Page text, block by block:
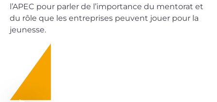
l’APEC pour parler de l’importance du mentorat et
du rôle que les entreprises peuvent jouer pour la
jeunesse.